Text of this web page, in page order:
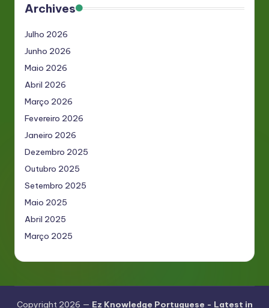
Archives
Julho 2026
Junho 2026
Maio 2026
Abril 2026
Março 2026
Fevereiro 2026
Janeiro 2026
Dezembro 2025
Outubro 2025
Setembro 2025
Maio 2025
Abril 2025
Março 2025
Copyright 2026 — Ez Knowledge Portuguese - Latest in